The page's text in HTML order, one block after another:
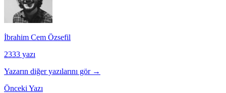
İbrahim Cem Özsefil
2333 yazı
Yazarın diğer yazılarını gör →
Önceki Yazı